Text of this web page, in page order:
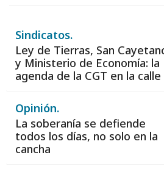
Sindicatos.
Ley de Tierras, San
y Ministerio de Economía: la
agenda de la CGT en la calle
Opinión.
La soberanía se defiende
todos los días, no solo en la
cancha